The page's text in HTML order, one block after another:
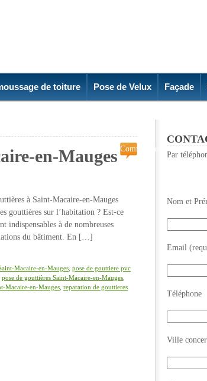
de toiture Pose de Velux Façade
en-Mauges Commentaires
fermés
gouttières
à Saint-Macaire-en-Mauges
gouttières sur l’habitation ? Est-ce
indispensables à de nombreuses
du bâtiment. En […]
Macaire-en-Mauges pose de gouttiere pvc
pose de gouttières Saint-Macaire-en-Mauges
Macaire-en-Mauges reparation de gouttieres
Par
Nom et
Email
Téléphone
Ville